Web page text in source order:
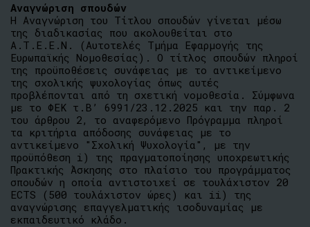
Αναγνώριση σπουδών
Η Αναγνώριση του Τίτλου σπουδών γίνεται μέσω
της διαδικασίας που ακολουθείται στο
Α.Τ.Ε.Ε.Ν. (Αυτοτελές Τμήμα Εφαρμογής της
Ευρωπαϊκής Νομοθεσίας). Ο τίτλος σπουδών πληροί
της προϋποθέσεις συνάφειας με το αντικείμενο
της σχολικής ψυχολογίας όπως αυτές
προβλέπονται από τη σχετική νομοθεσία. Σύμφωνα
με το ΦΕΚ τ.B’ 6991/23.12.2025 και την παρ. 2
του άρθρου 2, το αναφερόμενο Πρόγραμμα πληροί
τα κριτήρια απόδοσης συνάφειας με το
αντικείμενο "Σχολική Ψυχολογία", με την
προϋπόθεση i) της πραγματοποίησης υποχρεωτικής
Πρακτικής Άσκησης στο πλαίσιο του προγράμματος
σπουδών η οποία αντιστοιχεί σε τουλάχιστον 20
ECTS (500 τουλάχιστον ώρες) και ii) της
αναγνώρισης επαγγελματικής ισοδυναμίας με
εκπαιδευτικό κλάδο.